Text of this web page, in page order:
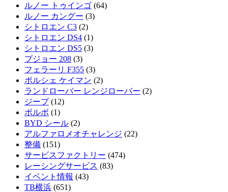
ルノー トゥインゴ (64)
ルノー カングー (3)
シトロエン C3 (2)
シトロエン DS4 (1)
シトロエン DS5 (3)
プジョー 208 (3)
フェラーリ F355 (3)
ポルシェ ケイマン (2)
ランドローバー レンジローバー (2)
ジープ(12)
ボルボ (1)
BYD シール (2)
アルファロメオチャレンジ (22)
整備 (151)
サービスファクトリー (474)
レーシングサービス (83)
イベント情報 (43)
TB横浜 (651)